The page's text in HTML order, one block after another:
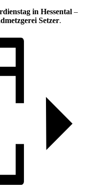
in Hessental –
Setzer.